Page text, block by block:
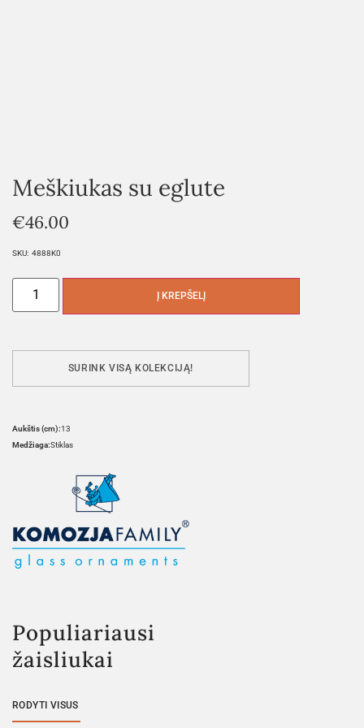
Meškiukas su eglute
€46.00
SKU: 4888K0
Į KREPŠELĮ
SURINK VISĄ KOLEKCIJĄ!
Aukštis (cm):13
Medžiaga:Stiklas
Populiariausi
žaisliukai
RODYTI VISUS